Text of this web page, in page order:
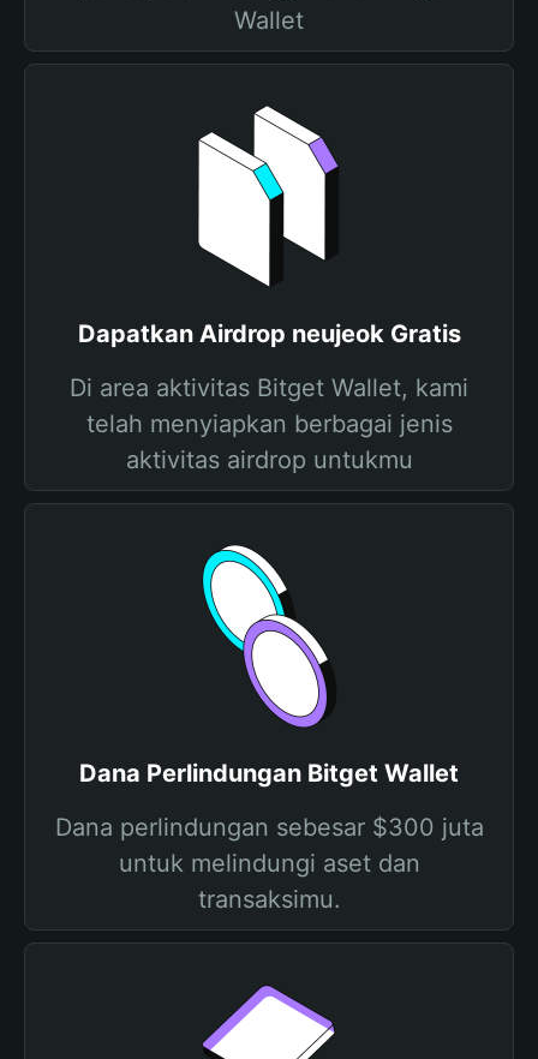
Wallet
Dapatkan Airdrop neujeok Gratis
Di area aktivitas Bitget Wallet, kami
telah menyiapkan berbagai jenis
aktivitas airdrop untukmu
Dana Perlindungan Bitget Wallet
Dana perlindungan sebesar $300 juta
untuk melindungi aset dan
transaksimu.